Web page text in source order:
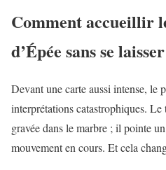
Comment accueillir
d’Épée sans se
Devant une carte aussi intense, le
interprétations catastrophiques. Le
gravée dans le marbre ; il pointe
mouvement en cours. Et cela